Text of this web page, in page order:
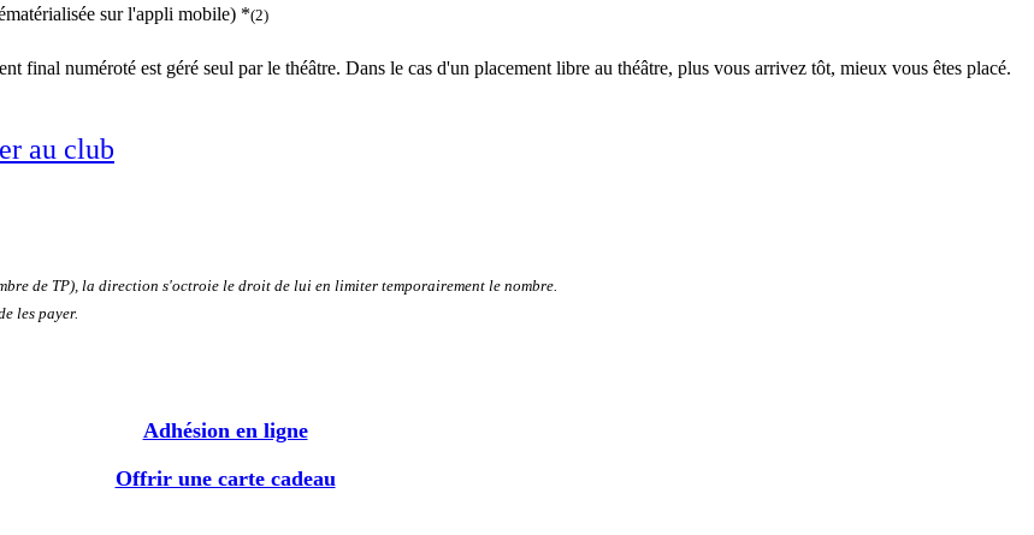
sur l'appli mobile) *(2)
final numéroté est géré seul par le théâtre. Dans le cas d'un placement libre au théâtre, plus vous arrivez tôt, mieux vous êtes placé.
au club
de TP), la direction s'octroie le droit de lui en limiter temporairement le nombre.
les payer.
Adhésion en ligne
Offrir une carte cadeau